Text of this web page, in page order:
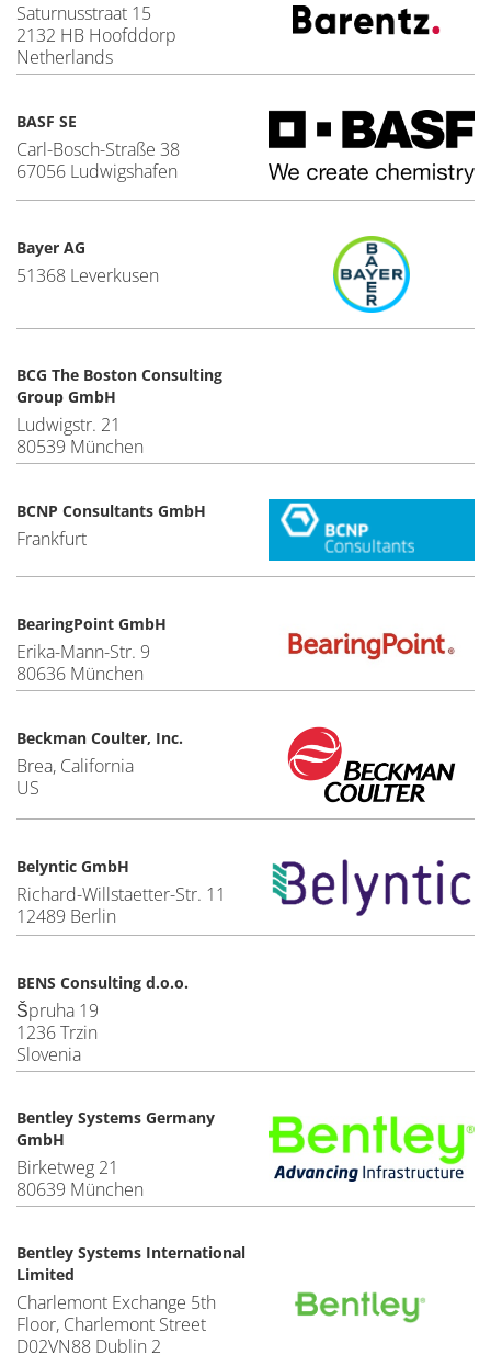
Saturnusstraat 15
2132 HB Hoofddorp
Netherlands
BASF SE
Carl-Bosch-Straße 38
67056 Ludwigshafen
Bayer AG
51368 Leverkusen
BCG The Boston Consulting
Group GmbH
Ludwigstr. 21
80539 München
BCNP Consultants GmbH
Frankfurt
BearingPoint GmbH
Erika-Mann-Str. 9
80636 München
Beckman Coulter, Inc.
Brea, California
US
Belyntic GmbH
Richard-Willstaetter-Str. 11
12489 Berlin
BENS Consulting d.o.o.
Špruha 19
1236 Trzin
Slovenia
Bentley Systems Germany
GmbH
Birketweg 21
80639 München
Bentley Systems International
Limited
Charlemont Exchange 5th
Floor, Charlemont Street
D02VN88 Dublin 2